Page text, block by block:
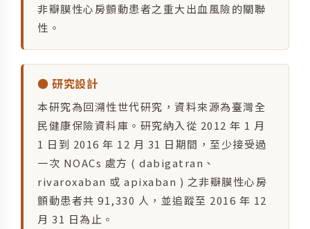
非瓣膜性心房顫動患者之重大出血風險的關聯
性。
● 研究設計
本研究為回溯性世代研究，資料來源為臺灣全
民健康保險資料庫。研究納入從 2012 年 1 月
1 日到 2016 年 12 月 31 日期間，至少接受過
一次 NOACs 處方 ( dabigatran、
rivaroxaban 或 apixaban ) 之非瓣膜性心房
顫動患者共 91,330 人，並追蹤至 2016 年 12
月 31 日為止。